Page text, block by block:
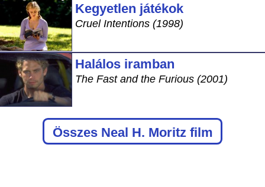
Kegyetlen játékok
Cruel Intentions (1998)
Halálos iramban
The Fast and the Furious (2001)
Összes Neal H. Moritz film